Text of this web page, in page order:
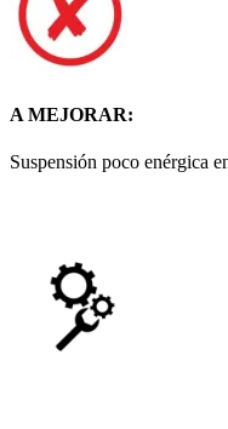
A MEJORAR:
Suspensión poco enérgica